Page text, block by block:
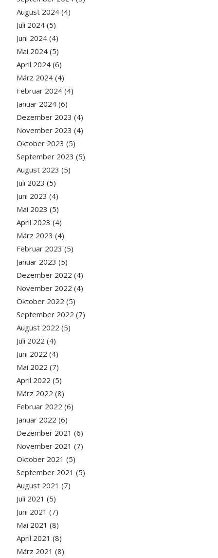
August 2024(4)
Juli 2024(5)
Juni 2024(4)
Mai 2024(5)
April 2024(6)
März 2024(4)
Februar 2024(4)
Januar 2024(6)
Dezember 2023 (4)
November 2023 (4)
Oktober 2023 (5)
September 2023 (5)
August 2023 (5)
Juli 2023 (5)
Juni 2023 (4)
Mai 2023 (5)
April 2023 (4)
März 2023 (4)
Februar 2023 (5)
Januar 2023 (5)
Dezember 2022 (4)
November 2022 (4)
Oktober 2022 (5)
September 2022 (7)
August 2022 (5)
Juli 2022 (4)
Juni 2022 (4)
Mai 2022 (7)
April 2022 (5)
März 2022 (8)
Februar 2022 (6)
Januar 2022 (6)
Dezember 2021 (6)
November 2021 (7)
Oktober 2021 (5)
September 2021 (5)
August 2021 (7)
Juli 2021 (5)
Juni 2021 (7)
Mai 2021 (8)
April 2021 (8)
März 2021 (8)